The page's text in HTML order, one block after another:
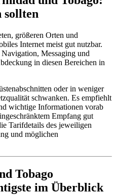
sollten
größeren Orten und
Internet meist gut nutzbar.
Messaging und
in diesen Bereichen in
oder in weniger
schwanken. Es empfiehlt
wichtige Informationen vorab
Empfang gut
Tarifdetails des jeweiligen
und möglichen
Tobago
im Überblick